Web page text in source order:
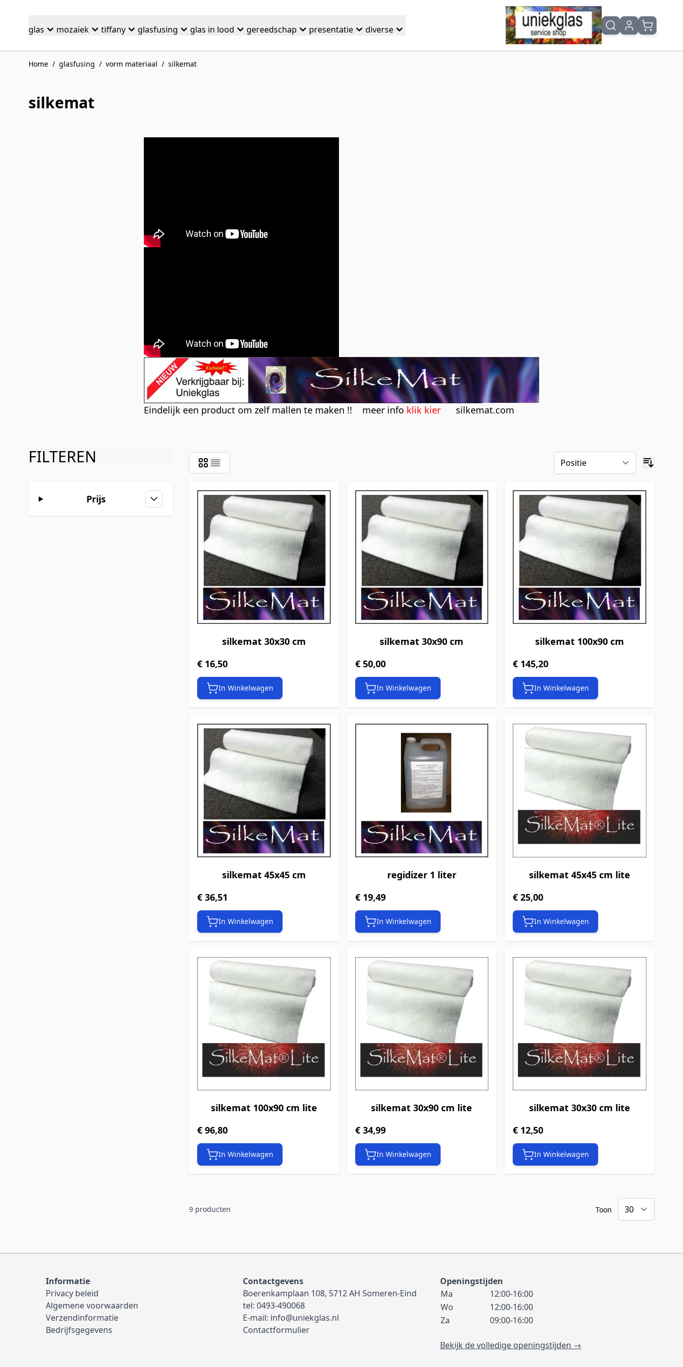
glas mozaïek tiffany glasfusing glas in lood gereedschap presentatie diverse
Home / glasfusing / vorm materiaal / silkemat
silkemat
Eindelijk een product om zelf mallen te maken !! meer info klik kier silkemat.com
FILTEREN
Prijsfilter
silkemat 30x30 cm
€ 16,50
In Winkelwagen
silkemat 30x90 cm
€ 50,00
In Winkelwagen
silkemat 100x90 cm
€ 145,20
In Winkelwagen
silkemat 45x45 cm
€ 36,51
In Winkelwagen
regidizer 1 liter
€ 19,49
In Winkelwagen
silkemat 45x45 cm lite
€ 25,00
In Winkelwagen
silkemat 100x90 cm lite
€ 96,80
In Winkelwagen
silkemat 30x90 cm lite
€ 34,99
In Winkelwagen
silkemat 30x30 cm lite
€ 12,50
In Winkelwagen
9 producten Toon
Informatie
Privacy beleid
Algemene voorwaarden
Verzendinformatie
Bedrijfsgegevens
Contactgevens
Boerenkamplaan 108, 5712 AH Someren-Eind
tel: 0493-490068
E-mail: info@uniekglas.nl
Contactformulier
Openingstijden
Ma
12:00-16:00
Wo
12:00-16:00
Za
09:00-16:00
Bekijk de volledige openingstijden →